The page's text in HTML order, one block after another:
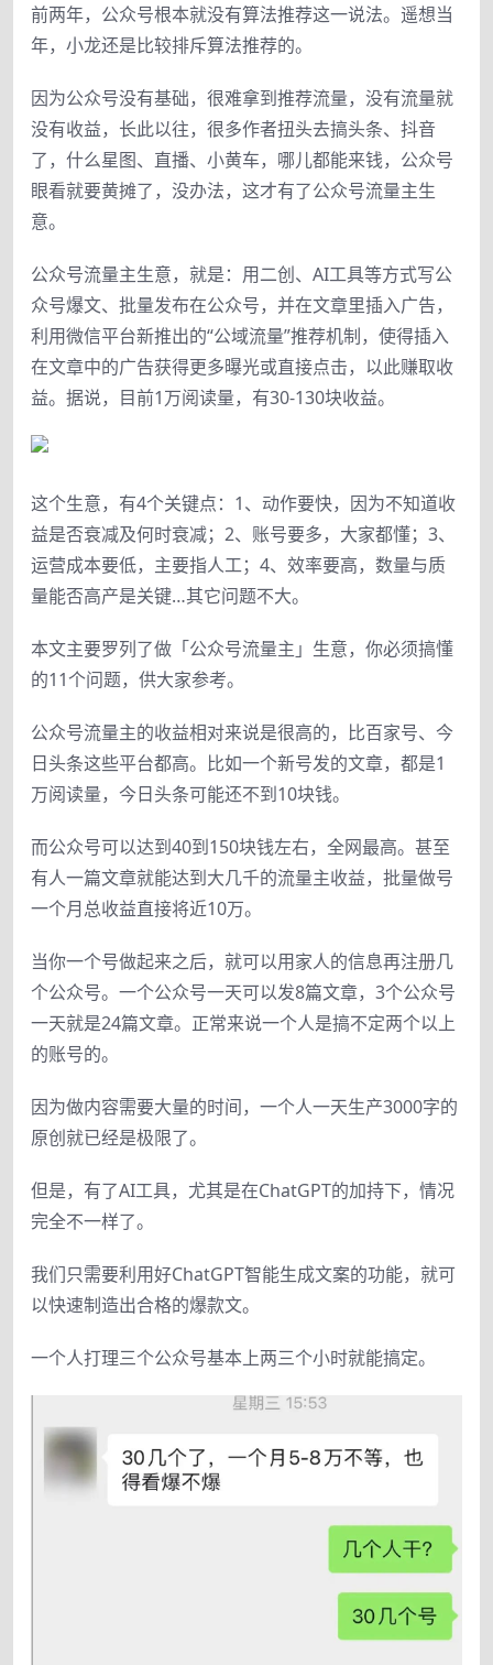
前两年，公众号根本就没有算法推荐这一说法。遥想当
年，小龙还是比较排斥算法推荐的。
因为公众号没有基础，很难拿到推荐流量，没有流量就
没有收益，长此以往，很多作者扭头去搞头条、抖音
了，什么星图、直播、小黄车，哪儿都能来钱，公众号
眼看就要黄摊了，没办法，这才有了公众号流量主生
意。
公众号流量主生意，就是：用二创、AI工具等方式写公
众号爆文、批量发布在公众号，并在文章里插入广告，
利用微信平台新推出的“公域流量”推荐机制，使得插入
在文章中的广告获得更多曝光或直接点击，以此赚取收
益。据说，目前1万阅读量，有30-130块收益。
这个生意，有4个关键点：1、动作要快，因为不知道收
益是否衰减及何时衰减；2、账号要多，大家都懂；3、
运营成本要低，主要指人工；4、效率要高，数量与质
量能否高产是关键…其它问题不大。
本文主要罗列了做「公众号流量主」生意，你必须搞懂
的11个问题，供大家参考。
公众号流量主的收益相对来说是很高的，比百家号、今
日头条这些平台都高。比如一个新号发的文章，都是1
万阅读量，今日头条可能还不到10块钱。
而公众号可以达到40到150块钱左右，全网最高。甚至
有人一篇文章就能达到大几千的流量主收益，批量做号
一个月总收益直接将近10万。
当你一个号做起来之后，就可以用家人的信息再注册几
个公众号。一个公众号一天可以发8篇文章，3个公众号
一天就是24篇文章。正常来说一个人是搞不定两个以上
的账号的。
因为做内容需要大量的时间，一个人一天生产3000字的
原创就已经是极限了。
但是，有了AI工具，尤其是在ChatGPT的加持下，情况
完全不一样了。
我们只需要利用好ChatGPT智能生成文案的功能，就可
以快速制造出合格的爆款文。
一个人打理三个公众号基本上两三个小时就能搞定。